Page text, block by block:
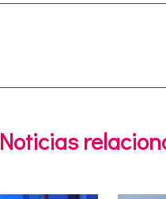
Noticias